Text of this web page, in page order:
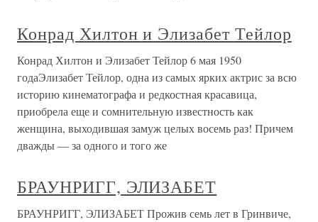
Конрад Хилтон и Элизабет Тейлор
Конрад Хилтон и Элизабет Тейлор 6 мая 1950
годаЭлизабет Тейлор, одна из самых ярких актрис за всю
историю кинематографа и редкостная красавица,
приобрела еще и сомнительную известность как
женщина, выходившая замуж целых восемь раз! Причем
дважды — за одного и того же
БРАУНРИГГ, ЭЛИЗАБЕТ
БРАУНРИГГ, ЭЛИЗАБЕТ Прожив семь лет в Гринвиче,